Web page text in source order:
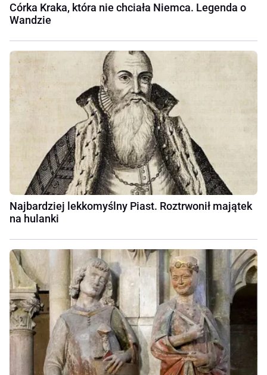
Córka Kraka, która nie chciała Niemca. Legenda o
Wandzie
Najbardziej lekkomyślny Piast. Roztrwonił majątek
na hulanki